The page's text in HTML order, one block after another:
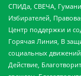
СПИДа, СВЕЧА,
Избирателей,
Центр поддержки и
Горячая Линия, В
социальных
Действие,